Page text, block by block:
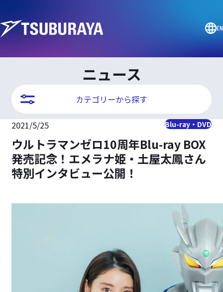
EN
ニュース
カテゴリーから探す
2021/5/25 Blu-ray・DVD
ウルトラマンゼロ10周年Blu-ray BOX
発売記念！エメラナ姫・土屋太鳳さん
特別インタビュー公開！